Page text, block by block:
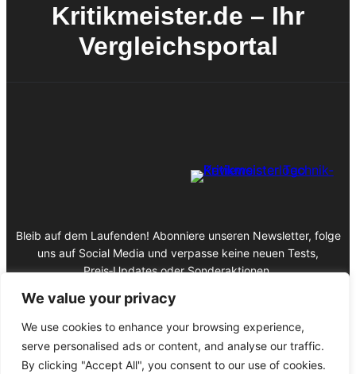
We value your privacy
We use cookies to enhance your browsing experience,
serve personalised ads or content, and analyse our traffic.
By clicking "Accept All", you consent to our use of cookies.
Kritikmeister.de – Ihr
Vergleichsportal
Bleib auf dem Laufenden! Abonniere unseren Newsletter, folge
uns auf Social Media und verpasse keine neuen Tests,
Preis‑Updates oder Sonderaktionen.
Impressum